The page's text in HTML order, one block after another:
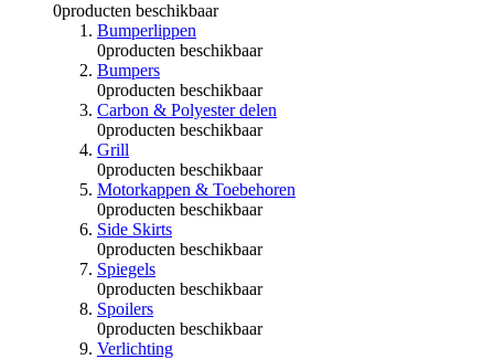
0producten beschikbaar
Bumperlippen
0producten beschikbaar
Bumpers
0producten beschikbaar
Carbon & Polyester delen
0producten beschikbaar
Grill
0producten beschikbaar
Motorkappen & Toebehoren
0producten beschikbaar
Side Skirts
0producten beschikbaar
Spiegels
0producten beschikbaar
Spoilers
0producten beschikbaar
Verlichting